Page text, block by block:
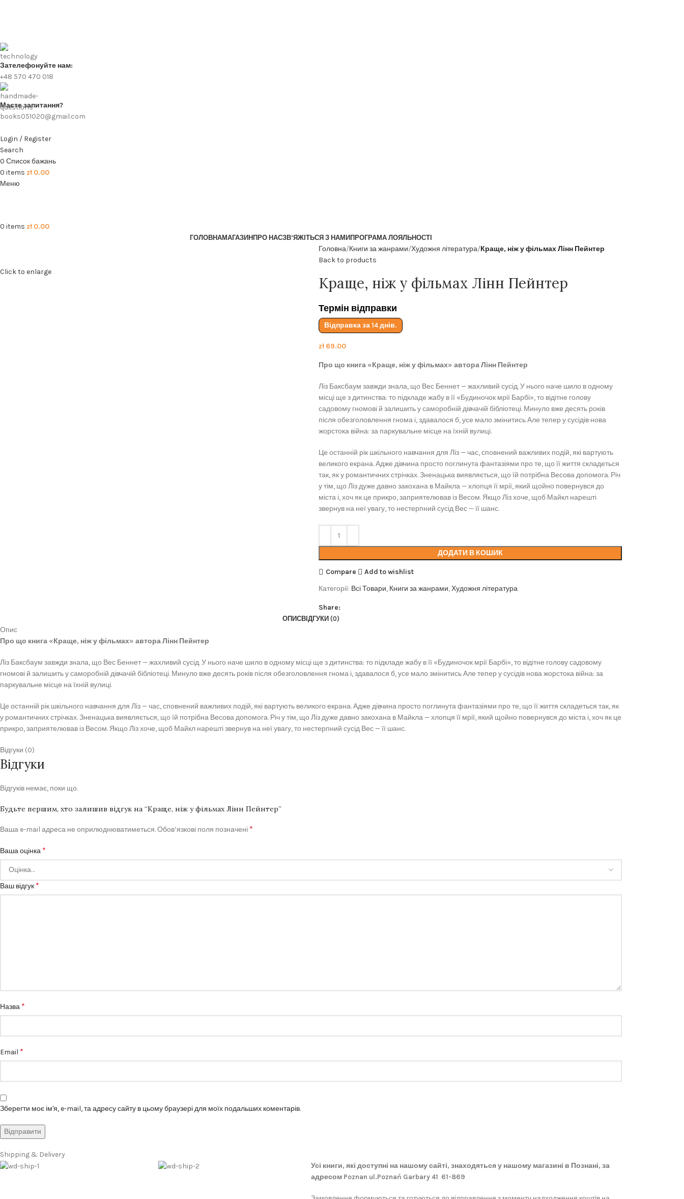
Зателефонуйте нам:
+48 570 470 018
Маєте запитання?
books051020@gmail.com
Login / Register
Search
0 Список бажань
0 items zł 0.00
Меню
0 items zł 0.00
ГОЛОВНАМАГАЗИН ПРО НАСЗВ’ЯЖІТЬСЯ З НАМИ ПРОГРАМА ЛОЯЛЬНОСТІ
Click to enlarge
Головна Книги за жанрами Художня література Краще, ніж у фільмах Лінн Пейнтер
Back to products
Краще, ніж у фільмах Лінн Пейнтер
Термін відправки
Відправка за 14 днів.
zł69.00
Про що книга «Краще, ніж у фільмах» автора Лінн Пейнтер
Ліз Баксбаум завжди знала, що Вес Беннет — жахливий сусід. У нього наче шило в одному
місці ще з дитинства: то підкладе жабу в її «Будиночок мрії Барбі», то відітне голову
садовому гномові й залишить у саморобній дівчачій бібліотеці. Минуло вже десять років
після обезголовлення гнома і, здавалося б, усе мало змінитись Але тепер у сусідів нова
жорстока війна: за паркувальне місце на їхній вулиці.
Це останній рік шкільного навчання для Ліз — час, сповнений важливих подій, які вартують
великого екрана. Адже дівчина просто поглинута фантазіями про те, що її життя складеться
так, як у романтичних стрічках. Зненацька виявляється, що їй потрібна Весова допомога. Річ
у тім, що Ліз дуже давно закохана в Майкла — хлопця її мрії, який щойно повернувся до
міста і, хоч як це прикро, заприятелював із Весом. Якщо Ліз хоче, щоб Майкл нарешті
звернув на неї увагу, то нестерпний сусід Вес — її шанс.
ДОДАТИ В КОШИК
Compare
Add to wishlist
Категорії: Всі Товари, Книги за жанрами,Художня література
Share:
ОПИСВІДГУКИ (0)
Опис
Про що книга «Краще, ніж у фільмах» автора Лінн Пейнтер
Ліз Баксбаум завжди знала, що Вес Беннет — жахливий сусід. У нього наче шило в одному місці ще з дитинства: то підкладе жабу в її «Будиночок мрії Барбі», то відітне голову садовому
гномові й залишить у саморобній дівчачій бібліотеці. Минуло вже десять років після обезголовлення гнома і, здавалося б, усе мало змінитись Але тепер у сусідів нова жорстока війна: за
паркувальне місце на їхній вулиці.
Це останній рік шкільного навчання для Ліз — час, сповнений важливих подій, які вартують великого екрана. Адже дівчина просто поглинута фантазіями про те, що її життя складеться так, як
у романтичних стрічках. Зненацька виявляється, що їй потрібна Весова допомога. Річ у тім, що Ліз дуже давно закохана в Майкла — хлопця її мрії, який щойно повернувся до міста і, хоч як це
прикро, заприятелював із Весом. Якщо Ліз хоче, щоб Майкл нарешті звернув на неї увагу, то нестерпний сусід Вес — її шанс.
Відгуки (0)
Відгуки
Відгуків немає, поки що.
Будьте першим, хто залишив відгук на “Краще, ніж у фільмах Лінн Пейнтер”
Ваша e-mail адреса не оприлюднюватиметься.Обов’язкові поля позначені *
Ваша оцінка *
Ваш відгук *
Назва *
Email *
Зберегти моє ім'я, e-mail, та адресу сайту в цьому браузері для моїх подальших коментарів.
Shipping & Delivery
Усі книги, які доступні на нашому сайті, знаходяться у нашому магазині в Познані, за
адресом Poznan ul.Poznań Garbary 41 61-869